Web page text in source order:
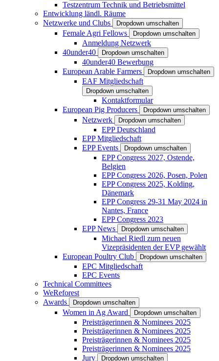
Testzentrum Technik und Betriebsmittel
Entwicklung ländl. Räume
Netzwerke und Clubs
Dropdown umschalten
Female Agri Fellows Dropdown umschalten
Anmeldung Netzwerk
40under40
Dropdown umschalten
40under40 Bewerbung
European Arable Farmers
Dropdown umschalten
EAF Mitgliedschaft
Dropdown umschalten
Kontaktformular
European Pig Producers
Dropdown umschalten
Netzwerk Dropdown umschalten
EPP Deutschland
EPP Mitgliedschaft
EPP Events
Dropdown umschalten
EPP Congress 2027, Ostende,
Belgien
EPP Congress 2026, Posen, Polen
EPP Congress 2025, Kolding,
Dänemark
EPP Congress 29-31 May 2024 in
Nantes, France
EPP Congress 2023
EPP News
Dropdown umschalten
Michael Riedl zum neuen
Vizepräsidenten der EVP gewählt
European Poultry Club
Dropdown umschalten
EPC Mitgliedschaft
EPC Events
Technical Committees
WeReforest
Awards
Dropdown umschalten
Women in Ag Award Dropdown umschalten
Preisträgerinnen & Nominees 2025
Preisträgerinnen & Nominees 2025
Preisträgerinnen & Nominees 2025
Preisträgerinnen & Nominees 2025
Jury
Dropdown umschalten